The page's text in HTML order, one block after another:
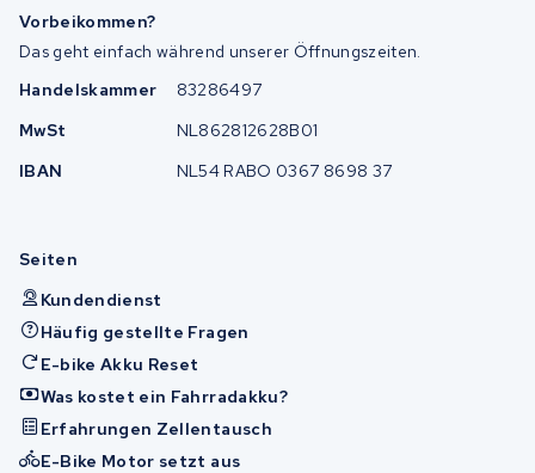
Vorbeikommen?
Das geht einfach während unserer Öffnungszeiten.
Handelskammer
83286497
MwSt
NL862812628B01
IBAN
NL54 RABO 0367 8698 37
Seiten
Kundendienst
Häufig gestellte Fragen
E-bike Akku Reset
Was kostet ein Fahrradakku?
Erfahrungen Zellentausch
E-Bike Motor setzt aus